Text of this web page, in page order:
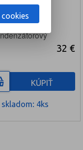
CM550 PRO
32 €
KÚPIŤ
skladom: 4ks